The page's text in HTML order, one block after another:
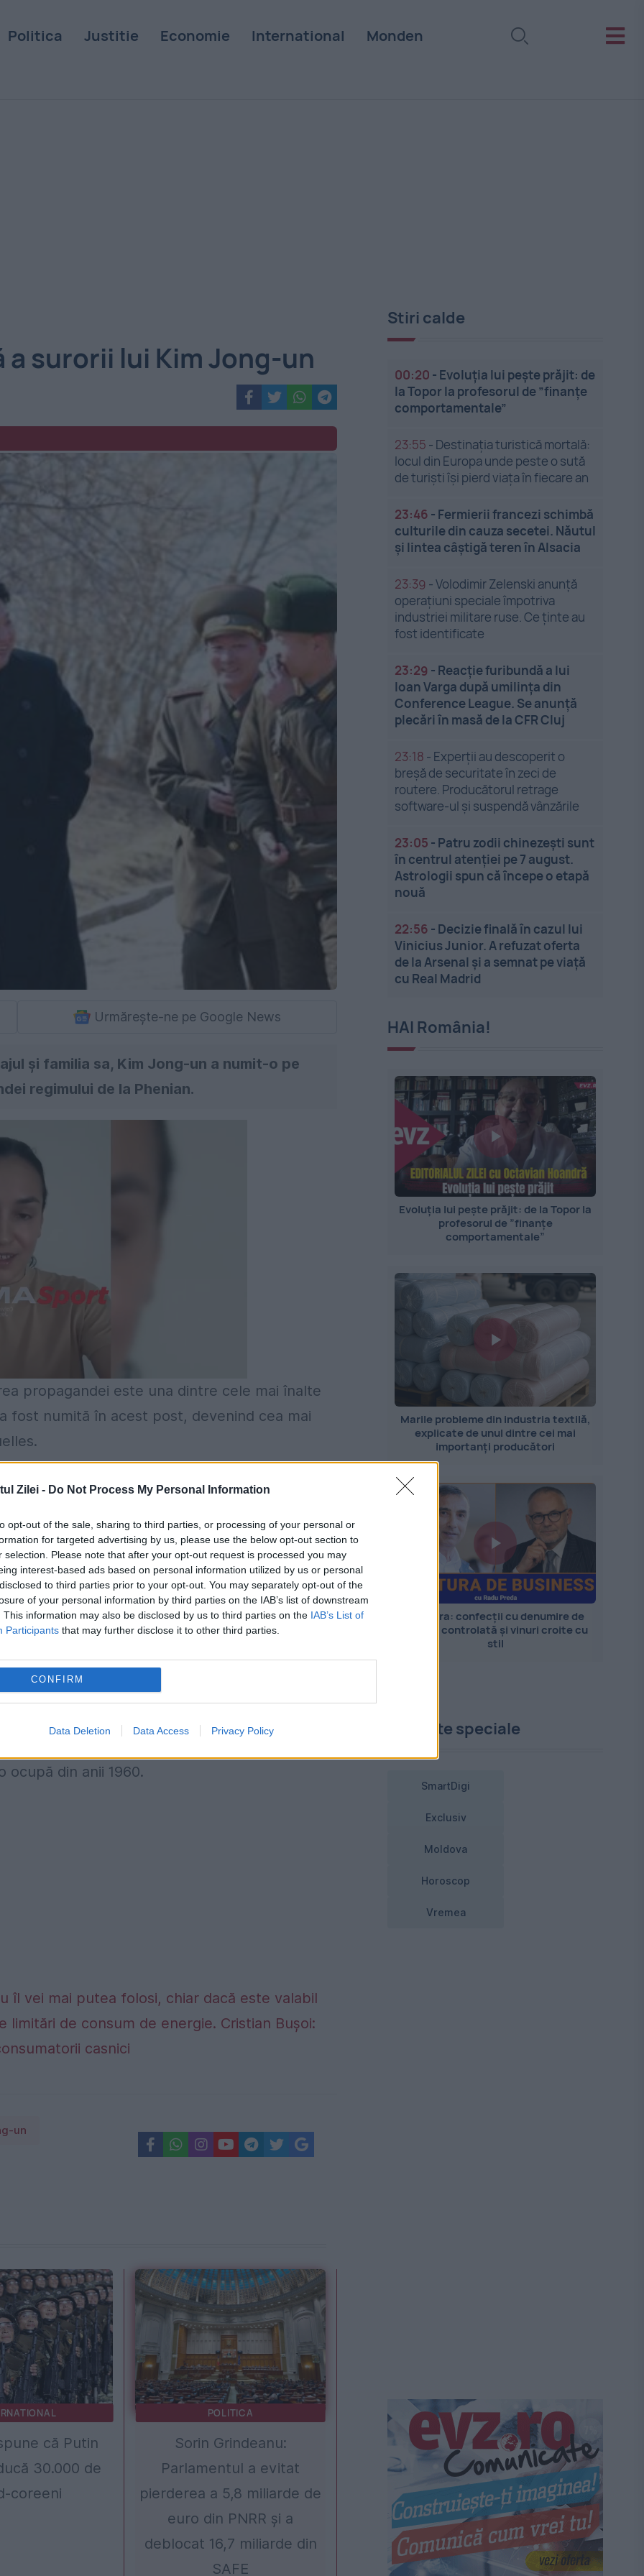
Zilei - Do Not Process My Personal Information
opt-out of the sale, sharing to third parties, or processing of your personal or
for targeted advertising by us, please use the below opt-out section to
selection. Please note that after your opt-out request is processed you may
interest-based ads based on personal information utilized by us or personal
to third parties prior to your opt-out. You may separately opt-out of the
of your personal information by third parties on the IAB’s list of downstream
This information may also be disclosed by us to third parties on the IAB’s List of
Participants that may further disclose it to other third parties.
CONFIRM
Data Deletion Data Access Privacy Policy
Politica Justitie Economie International Monden
surorii lui Kim Jong-un
Urmărește-ne pe Google News
și familia sa, Kim Jong-un a numit-o pe
regimului de la Phenian.
propagandei este una dintre cele mai înalte
fost numită în acest post, devenind cea mai
mai tânără (are 28 de ani), ea și-a făcut
tatălui său Kim Jong-Il, în 2011,
fotografii.
al Comitetului Central al Partidului, la
ca mulți dintre membrii familiei sale, ea s-a
Muncitorilor.
o tradiție de familie, de vreme ce sora sa mai
tatălui ei, Kim Jong Il.
funcție lui Kim Ki-am, un stâlp al
ocupă din anii 1960.
îl vei mai putea folosi, chiar dacă este valabil
de consum de energie. Cristian Bușoi:
casnici
un
că Putin
30.000 de
coreeni
POLITICA
Sorin Grindeanu:
Parlamentul a evitat
pierderea a 5,8 miliarde de
euro din PNRR și a
deblocat 16,7 miliarde din
SAFE
Stiri calde
00:20 - Evoluția lui pește prăjit: de
la Topor la profesorul de ”finanțe
comportamentale”
23:55 - Destinația turistică mortală:
locul din Europa unde peste o sută
de turiști își pierd viața în fiecare an
23:46 - Fermierii francezi schimbă
culturile din cauza secetei. Năutul
și lintea câștigă teren în Alsacia
23:39 -Volodimir Zelenski anunță
operațiuni speciale împotriva
industriei militare ruse. Ce ținte au
fost identificate
23:29 - Reacție furibundă a lui
Ioan Varga după umilința din
Conference League. Se anunță
plecări în masă de la CFR Cluj
23:18 - Experții au descoperit o
breșă de securitate în zeci de
routere. Producătorul retrage
software-ul și suspendă vânzările
23:05 - Patru zodii chinezești sunt
în centrul atenției pe 7 august.
Astrologii spun că începe o etapă
nouă
22:56 - Decizie finală în cazul lui
Vinicius Junior. A refuzat oferta
de la Arsenal și a semnat pe viață
cu Real Madrid
HAI România!
Evoluția lui pește prăjit: de la Topor la
profesorul de ”finanțe
comportamentale”
Marile probleme din industria textilă,
explicate de unul dintre cei mai
importanți producători
Pandora: confecții cu denumire de
origine controlată și vinuri croite cu
stil
Proiecte speciale
SmartDigi
Exclusiv
Moldova
Horoscop
Vremea